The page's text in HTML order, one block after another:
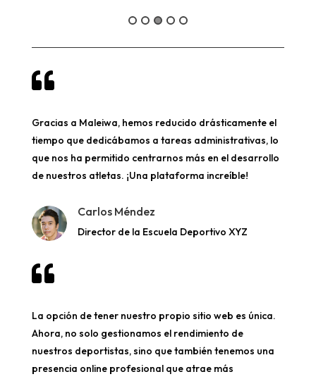

Gracias a Maleiwa, hemos reducido drásticamente el
tiempo que dedicábamos a tareas administrativas, lo
que nos ha permitido centrarnos más en el desarrollo
de nuestros atletas. ¡Una plataforma increíble!
Carlos Méndez
Director de la Escuela Deportivo XYZ

La opción de tener nuestro propio sitio web es única.
Ahora, no solo gestionamos el rendimiento de
nuestros deportistas, sino que también tenemos una
presencia online profesional que atrae más